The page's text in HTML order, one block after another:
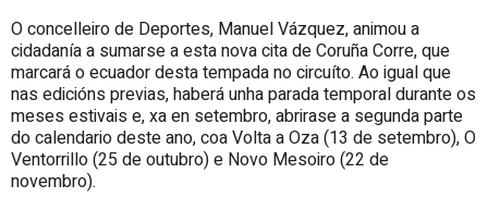
O concelleiro de Deportes, Manuel Vázquez, animou a
cidadanía a sumarse a esta nova cita de Coruña Corre, que
marcará o ecuador desta tempada no circuíto. Ao igual que
nas edicións previas, haberá unha parada temporal durante os
meses estivais e, xa en setembro, abrirase a segunda parte
do calendario deste ano, coa Volta a Oza (13 de setembro), O
Ventorrillo (25 de outubro) e Novo Mesoiro (22 de
novembro).